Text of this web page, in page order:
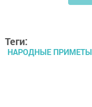
Теги:
НАРОДНЫЕ ПРИМЕТЫ